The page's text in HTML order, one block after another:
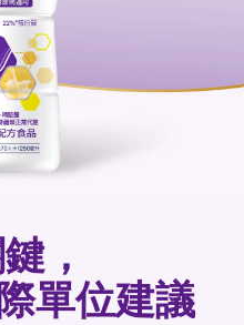
，
單位建議